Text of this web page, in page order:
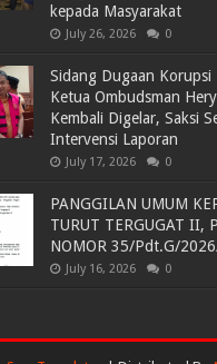
kepada Masyarakat
July 26, 2026 0
Sidang Dugaan Korupsi
Ketua Ombudsman
Kembali Digelar, Saksi
Intervensi Laporan
July 17, 2026 0
PANGGILAN UMUM
TURUT TERGUGAT II,
NOMOR 35/Pdt.G/
July 16, 2026 0